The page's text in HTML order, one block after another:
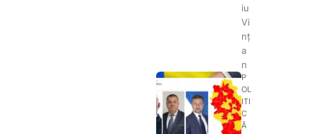
iu
Vi
nț
a
n
P
OL
ITI
C
Ă